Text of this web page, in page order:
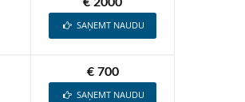
SAŅEMT NAUDU
€ 700
SAŅEMT NAUDU